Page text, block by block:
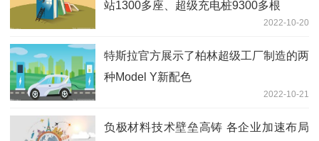
站1300多座、超级充电桩9300多根
2022-10-20
特斯拉官方展示了柏林超级工厂制造的两
种Model Y新配色
2022-10-21
负极材料技术壁垒高铸 各企业加速布局